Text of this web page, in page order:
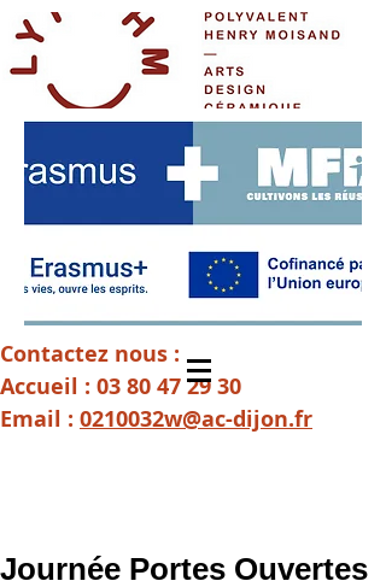
Contactez nous :
Accueil : 03 80 47 29 30
Email : 0210032w@ac-dijon.fr
Journée Portes Ouvertes